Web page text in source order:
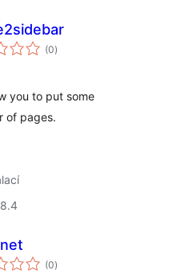
(0celkové
hodnocení
)
you to put some
of pages.
(0celkové
hodnocení
)